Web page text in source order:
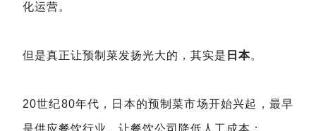
化运营。
但是真正让预制菜发扬光大的，其实是 日本。
20世纪80年代，日本的预制菜市场开始兴起，最早